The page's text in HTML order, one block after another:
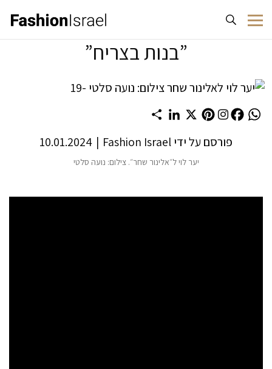
”בנות בצריח”
WhatsApp
Facebook
Pinterest
X
LinkedIn
Share
פורסם על ידיFashion Israel
|
10.01.2024
יער לוי ל״אלינור שחר״. צילום: נועה סלטי